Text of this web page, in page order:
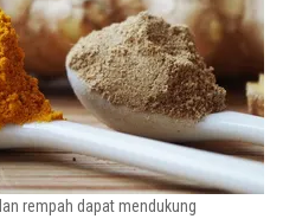
rempah dapat mendukung